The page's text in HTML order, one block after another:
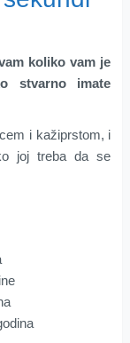
koliko vam je
stvarno imate
i kažiprstom, i
joj treba da se